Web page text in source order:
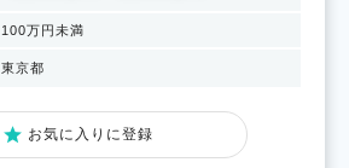
100万円未満
東京都
お気に入りに登録